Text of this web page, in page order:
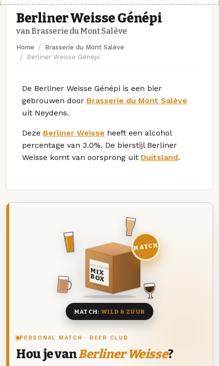
Berliner Weisse Génépi
van Brasserie du Mont Salève
Home
Brasserie du Mont Salève
Berliner Weisse Génépi
De Berliner Weisse Génépi is een bier
gebrouwen door Brasserie du Mont Salève
uit Neydens.
Deze Berliner Weisse heeft een alcohol
percentage van 3.0%. De bierstijl Berliner
Weisse komt van oorsprong uit Duitsland.
PERSONAL MATCH · BEER CLUB
Hou je vanBerliner Weisse?
DEZE MAAND
MIX
BOX
8 BIEREN
MATCH
MATCH:WILD & ZUUR